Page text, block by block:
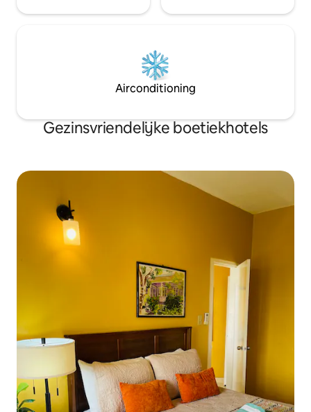
Airconditioning
Gezinsvriendelijke boetiekhotels